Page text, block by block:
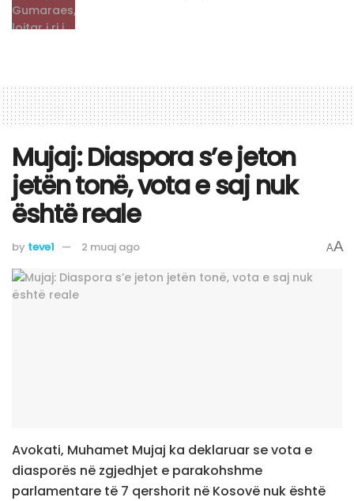
Mujaj: Diaspora s’e jeton
jetën tonë, vota e saj nuk
është reale
by teve1 2 muaj ago AA
Avokati, Muhamet Mujaj ka deklaruar se vota e
diasporës në zgjedhjet e parakohshme
parlamentare të 7 qershorit në Kosovë nuk është